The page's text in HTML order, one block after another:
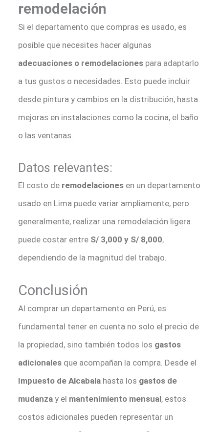
remodelación
Si el departamento que compras es usado, es
posible que necesites hacer algunas
adecuaciones o remodelacionespara adaptarlo
a tus gustos o necesidades. Esto puede incluir
desde pintura y cambios en la distribución, hasta
mejoras en instalaciones como la cocina, el baño
o las ventanas.
Datos relevantes:
El costo de remodelacionesen un departamento
usado en Lima puede variar ampliamente, pero
generalmente, realizar una remodelación ligera
puede costar entre S/ 3,000 y S/ 8,000,
dependiendo de la magnitud del trabajo.
Conclusión
Al comprar un departamento en Perú, es
fundamental tener en cuenta no solo el precio de
la propiedad, sino también todos los gastos
adicionalesque acompañan la compra. Desde el
Impuesto de Alcabalahasta los gastos de
mudanzay el mantenimiento mensual, estos
costos adicionales pueden representar un